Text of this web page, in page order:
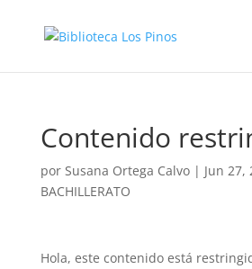
Contenido
por Susana Ortega Calvo| Jun 27,
BACHILLERATO
Hola, este contenido está